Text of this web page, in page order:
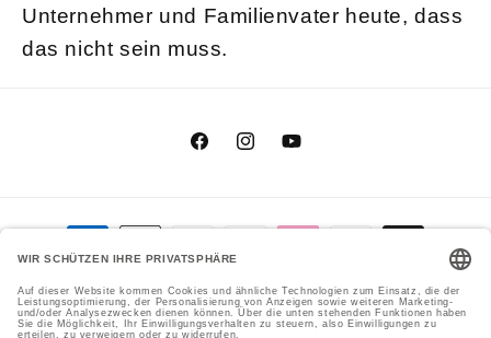
Unternehmer und Familienvater heute, dass
das nicht sein muss.
FacebookInstagram
Zahlungsmethoden
© 2026,Genial Genießen GmbHCookie-Einstellungen